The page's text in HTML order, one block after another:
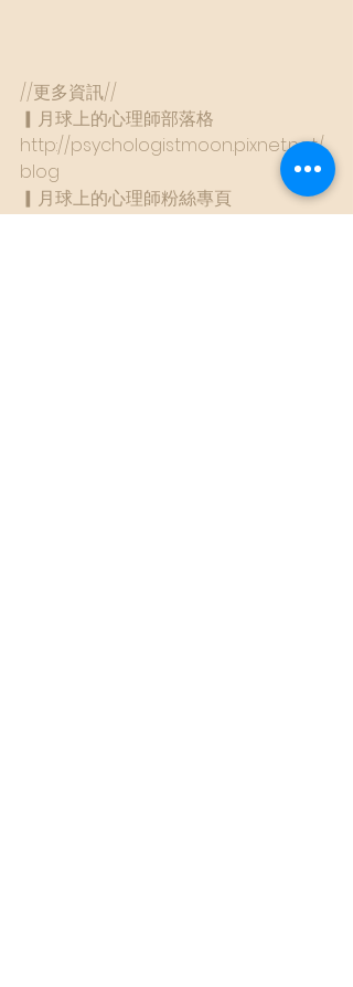
//更多資訊//
▎月球上的心理師部落格
http://psychologistmoon.pixnet.net/
blog
▎月球上的心理師粉絲專頁